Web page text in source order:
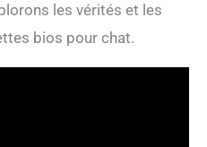
les vérités et les
bios pour chat.